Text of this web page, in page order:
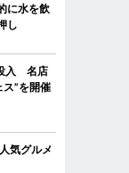
に水を飲
し
入 名店
”を開催
気グルメ